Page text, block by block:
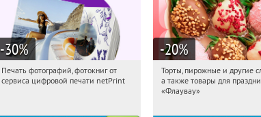
-30%
07:53:04 Получили:
Печать фотографий, фотокниг от
сервиса цифровой печати netPrint
-20%
07:53:04
Россия
Торты, пирожные и другие
а также товары для
«Флаувау»